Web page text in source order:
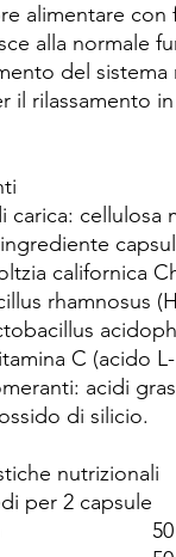
alimentare con
alla normale
del
il rilassamento
carica: cellulosa
californica
rhamnosus
C (acido
acidi
di silicio.
nutrizionali
per 2 capsule